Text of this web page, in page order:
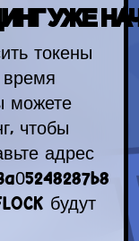
УЖЕ
токены
время
можете
чтобы
адрес
будут